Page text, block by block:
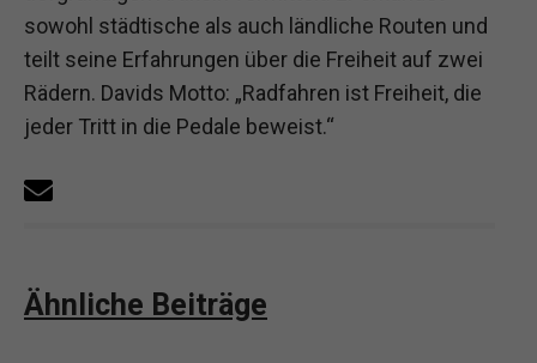
sowohl städtische als auch ländliche Routen und
teilt seine Erfahrungen über die Freiheit auf zwei
Rädern. Davids Motto: „Radfahren ist Freiheit, die
jeder Tritt in die Pedale beweist.“
Ähnliche Beiträge